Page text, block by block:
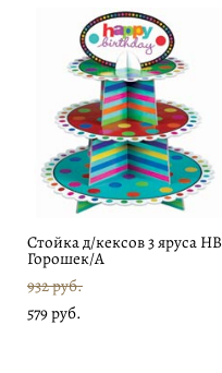
Стойка д/кексов 3 яруса HB
Горошек/А
932 pуб.
579 pуб.